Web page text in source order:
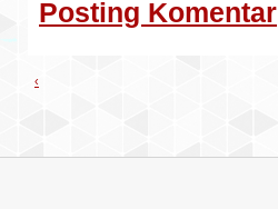
Posting Komentar
‹